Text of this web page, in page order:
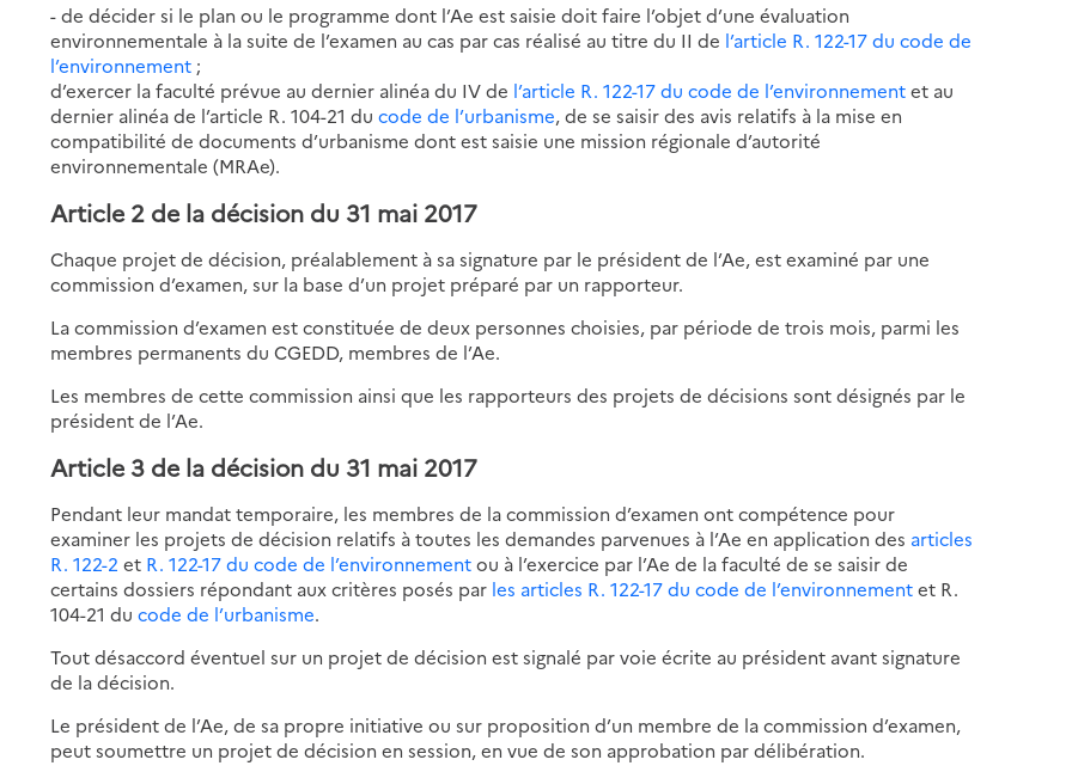
- de décider si le plan ou le programme dont l’Ae est saisie doit faire l’objet d’une évaluation
environnementale à la suite de l’examen au cas par cas réalisé au titre du II de l’article R. 122-17 du code de
l’environnement ;
d’exercer la faculté prévue au dernier alinéa du IV de l’article R. 122-17 du code de l’environnementet au
dernier alinéa de l’article R. 104-21 ducode de l’urbanisme, de se saisir des avis relatifs à la mise en
compatibilité de documents d’urbanisme dont est saisie une mission régionale d’autorité
environnementale (MRAe).
Article 2 de la décision du 31 mai 2017
Chaque projet de décision, préalablement à sa signature par le président de l’Ae, est examiné par une
commission d’examen, sur la base d’un projet préparé par un rapporteur.
La commission d’examen est constituée de deux personnes choisies, par période de trois mois, parmi les
membres permanents du CGEDD, membres de l’Ae.
Les membres de cette commission ainsi que les rapporteurs des projets de décisions sont désignés par le
président de l’Ae.
Article 3 de la décision du 31 mai 2017
Pendant leur mandat temporaire, les membres de la commission d’examen ont compétence pour
examiner les projets de décision relatifs à toutes les demandes parvenues à l’Ae en application des articles
R. 122-2 et R. 122-17 du code de l’environnementou à l’exercice par l’Ae de la faculté de se saisir de
certains dossiers répondant aux critères posés par les articles R. 122-17 du code de l’environnementet R.
104-21 ducode de l’urbanisme.
Tout désaccord éventuel sur un projet de décision est signalé par voie écrite au président avant signature
de la décision.
Le président de l’Ae, de sa propre initiative ou sur proposition d’un membre de la commission d’examen,
peut soumettre un projet de décision en session, en vue de son approbation par délibération.